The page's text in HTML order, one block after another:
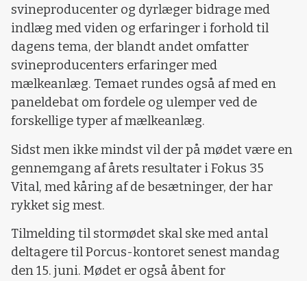
svineproducenter og dyrlæger bidrage med
indlæg med viden og erfaringer i forhold til
dagens tema, der blandt andet omfatter
svineproducenters erfaringer med
mælkeanlæg. Temaet rundes også af med en
paneldebat om fordele og ulemper ved de
forskellige typer af mælkeanlæg.
Sidst men ikke mindst vil der på mødet være en
gennemgang af årets resultater i Fokus 35
Vital, med kåring af de besætninger, der har
rykket sig mest.
Tilmelding til stormødet skal ske med antal
deltagere til Porcus-kontoret senest mandag
den 15. juni. Mødet er også åbent for